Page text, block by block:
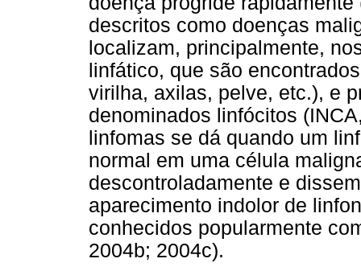
descritos como doenças
localizam, principalmente,
linfático, que são
virilha, axilas, pelve, etc.), e
denominados linfócitos
linfomas se dá quando um
normal em uma célula
descontroladamente e
aparecimento indolor de
conhecidos popularmente
2004b; 2004c).